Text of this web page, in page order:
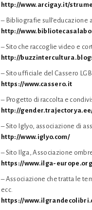
http://www.arcigay.it/
– Bibliografie
http://
– Sito che raccoglie video e
http://
– Sito ufficiale del Cassero
https://www.cassero.it
– Progetto di raccolta e
http://
– Sito Iglyo, associazione di
http://www.iglyo.com/
– Sito Ilga, Associazione
https://www.ilga-
– Associazione che tratta le
ecc.
https://